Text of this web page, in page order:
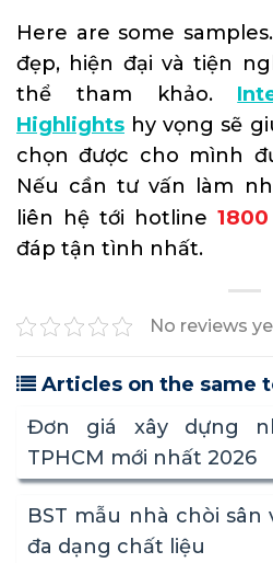
Here are some samples.
đẹp, hiện đại và tiện
thể tham khảo.
Highlights hy vọng sẽ
chọn được cho mình
Nếu cần tư vấn làm
liên hệ tới hotline
đáp tận tình nhất.
No reviews
Articles on the same
Đơn giá xây dựng
TPHCM mới nhất 2026
BST mẫu nhà chòi sân
đa dạng chất liệu